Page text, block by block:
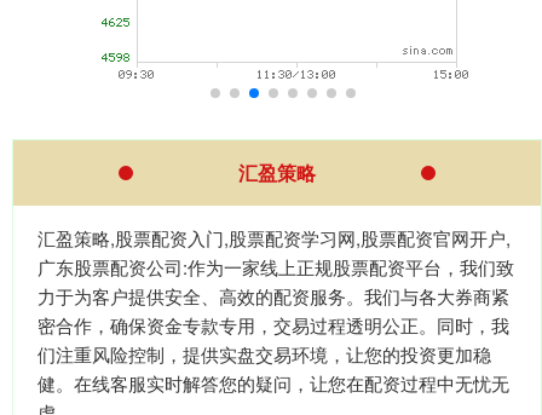
汇盈策略
汇盈策略,股票配资入门,股票配资学习网,股票配资官网开户,
广东股票配资公司:作为一家线上正规股票配资平台，我们致
力于为客户提供安全、高效的配资服务。我们与各大券商紧
密合作，确保资金专款专用，交易过程透明公正。同时，我
们注重风险控制，提供实盘交易环境，让您的投资更加稳
健。在线客服实时解答您的疑问，让您在配资过程中无忧无